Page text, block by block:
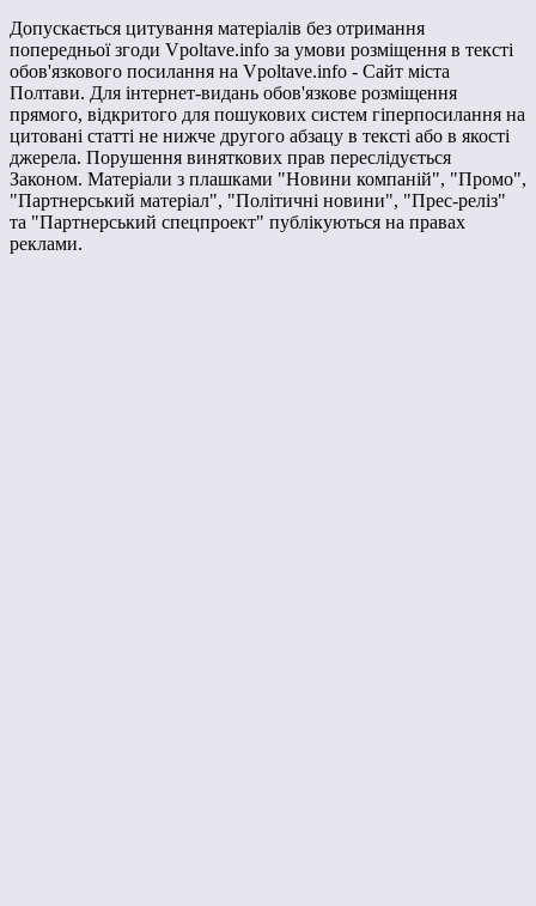
Допускається цитування матеріалів без отримання
попередньої згоди Vpoltave.info за умови розміщення в тексті
обов'язкового посилання на Vpoltave.info - Сайт міста
Полтави. Для інтернет-видань обов'язкове розміщення
прямого, відкритого для пошукових систем гіперпосилання на
цитовані статті не нижче другого абзацу в тексті або в якості
джерела. Порушення виняткових прав переслідується
Законом. Матеріали з плашками "Новини компаній", "Промо",
"Партнерський матеріал", "Політичні новини", "Прес-реліз"
та "Партнерський спецпроект" публікуються на правах
реклами.